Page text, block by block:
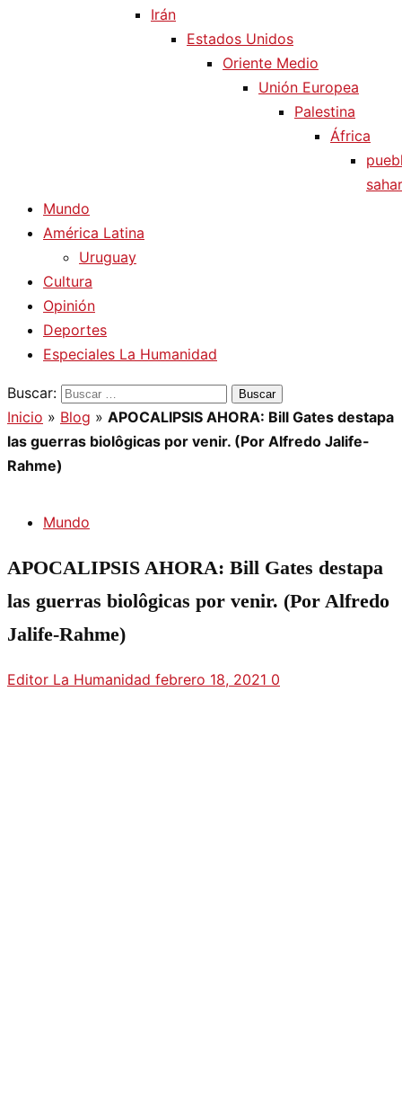
Irán
Estados Unidos
Oriente Medio
Unión Europea
Palestina
África
Mundo
América Latina
Uruguay
Cultura
Opinión
Deportes
Especiales La Humanidad
Buscar:
Inicio » Blog » APOCALIPSIS AHORA: Bill Gates destapa
las guerras biolôgicas por venir. (Por Alfredo Jalife-
Rahme)
Mundo
APOCALIPSIS AHORA: Bill Gates destapa
las guerras biolôgicas por venir. (Por Alfredo
Jalife-Rahme)
Editor La Humanidad febrero 18, 2021 0